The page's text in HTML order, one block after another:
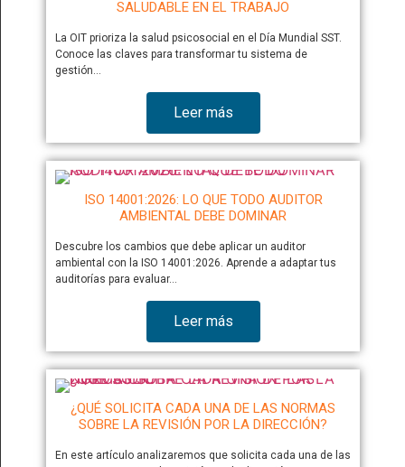
SALUDABLE EN EL TRABAJO
La OIT prioriza la salud psicosocial en el Día Mundial SST.
Conoce las claves para transformar tu sistema de
gestión…
Leer más
ISO 14001:2026: LO QUE TODO AUDITOR
AMBIENTAL DEBE DOMINAR
Descubre los cambios que debe aplicar un auditor
ambiental con la ISO 14001:2026. Aprende a adaptar tus
auditorías para evaluar…
Leer más
¿QUÉ SOLICITA CADA UNA DE LAS NORMAS
SOBRE LA REVISIÓN POR LA DIRECCIÓN?
En este artículo analizaremos que solicita cada una de las